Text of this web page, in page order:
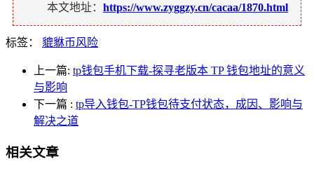
本文地址： https://www.zyggzy.cn/cacaa/1870.html
标签： 貔貅币风险
上一篇: tp钱包手机下载-探寻老版本 TP 钱包地址的意义
与影响
下一篇 : tp导入钱包-TP钱包待支付状态，成因、影响与
解决之道
相关文章